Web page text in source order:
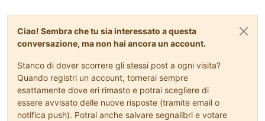
Ciao! Sembra che tu sia interessato a questa
conversazione, ma non hai ancora un account.
Stanco di dover scorrere gli stessi post a ogni visita?
Quando registri un account, tornerai sempre
esattamente dove eri rimasto e potrai scegliere di
essere avvisato delle nuove risposte (tramite email o
notifica push). Potrai anche salvare segnalibri e votare